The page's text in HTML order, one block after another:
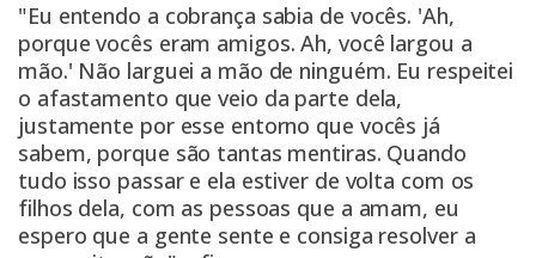
"Eu entendo a cobrança sabia de vocês. 'Ah,
porque vocês eram amigos. Ah, você largou a
mão.' Não larguei a mão de ninguém. Eu respeitei
o afastamento que veio da parte dela,
justamente por esse entorno que vocês já
sabem, porque são tantas mentiras. Quando
tudo isso passar e ela estiver de volta com os
filhos dela, com as pessoas que a amam, eu
espero que a gente sente e consiga resolver a